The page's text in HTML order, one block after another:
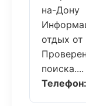
на-Дону
отдых
поиска....
Телефон: